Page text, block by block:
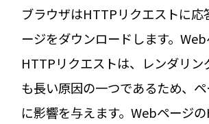
ブラウザはHTTPリクエストに応
ージをダウンロードします。
HTTPリクエストは、レンダリン
も長い原因の一つであるため、
に影響を与えます。Webページ